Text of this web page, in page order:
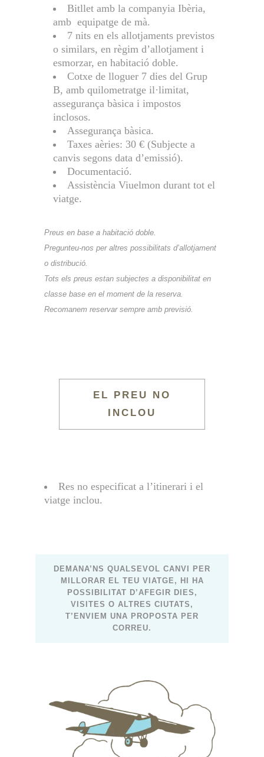
Bitllet amb la companyia Ibèria,
amb equipatge de mà.
7 nits en els allotjaments previstos
o similars, en règim d’allotjament i
esmorzar, en habitació doble.
Cotxe de lloguer 7 dies del Grup
B, amb quilometratge il·limitat,
assegurança bàsica i impostos
inclosos.
Assegurança bàsica.
Taxes aèries: 30 € (Subjecte a
canvis segons data d’emissió).
Documentació.
Assistència Viuelmon durant tot el
viatge.
Preus en base a habitació doble.
Pregunteu-nos per altres possibilitats d’allotjament
o distribució.
Tots els preus estan subjectes a disponibilitat en
classe base en el moment de la reserva.
Recomanem reservar sempre amb previsió.
EL PREU NO
INCLOU
Res no especificat a l’itinerari i el
viatge inclou.
DEMANA’NS QUALSEVOL CANVI PER
MILLORAR EL TEU VIATGE, HI HA
POSSIBILITAT D’AFEGIR DIES,
VISITES O ALTRES CIUTATS,
T’ENVIEM UNA PROPOSTA PER
CORREU.